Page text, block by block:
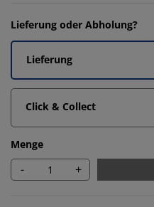
Lieferung oder Abholung?
Lieferung
Click & Collect
Menge
- +